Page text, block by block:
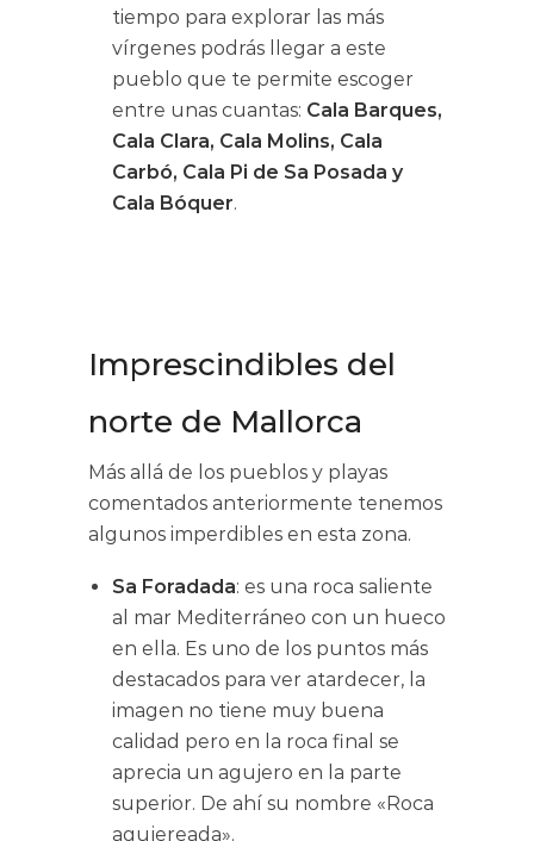
tiempo para explorar las más
vírgenes podrás llegar a este
pueblo que te permite escoger
entre unas cuantas: Cala Barques,
Cala Clara, Cala Molins, Cala
Carbó, Cala Pi de Sa Posada y
Cala Bóquer.
Imprescindibles del
norte de Mallorca
Más allá de los pueblos y playas
comentados anteriormente tenemos
algunos imperdibles en esta zona.
Sa Foradada: es una roca saliente
al mar Mediterráneo con un hueco
en ella. Es uno de los puntos más
destacados para ver atardecer, la
imagen no tiene muy buena
calidad pero en la roca final se
aprecia un agujero en la parte
superior. De ahí su nombre «Roca
agujereada».